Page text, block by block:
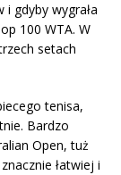
i gdyby wygrała
100 WTA. W
setach
tenisa,
Bardzo
Open, tuż
łatwiej i